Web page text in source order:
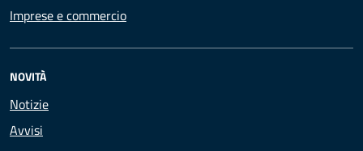
Imprese e commercio
NOVITÀ
Notizie
Avvisi